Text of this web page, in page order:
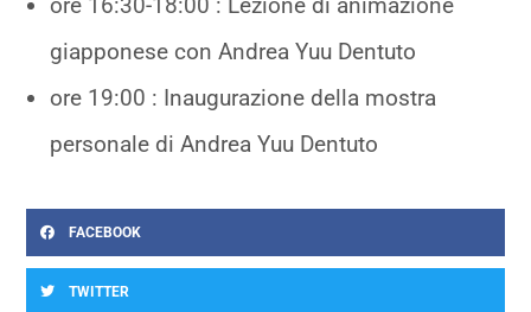
ore 16:30-18:00 : Lezione di animazione
giapponese con Andrea Yuu Dentuto
ore 19:00 : Inaugurazione della mostra
personale di Andrea Yuu Dentuto
FACEBOOK
TWITTER